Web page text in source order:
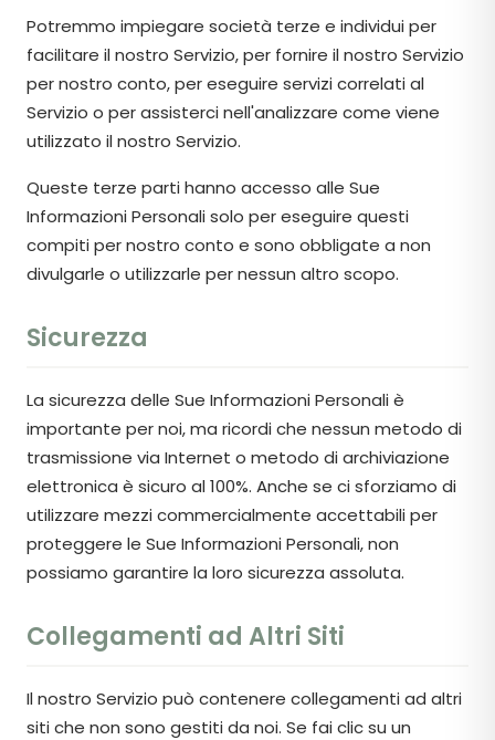
Potremmo impiegare società terze e individui per
facilitare il nostro Servizio, per fornire il nostro Servizio
per nostro conto, per eseguire servizi correlati al
Servizio o per assisterci nell'analizzare come viene
utilizzato il nostro Servizio.
Queste terze parti hanno accesso alle Sue
Informazioni Personali solo per eseguire questi
compiti per nostro conto e sono obbligate a non
divulgarle o utilizzarle per nessun altro scopo.
Sicurezza
La sicurezza delle Sue Informazioni Personali è
importante per noi, ma ricordi che nessun metodo di
trasmissione via Internet o metodo di archiviazione
elettronica è sicuro al 100%. Anche se ci sforziamo di
utilizzare mezzi commercialmente accettabili per
proteggere le Sue Informazioni Personali, non
possiamo garantire la loro sicurezza assoluta.
Collegamenti ad Altri Siti
Il nostro Servizio può contenere collegamenti ad altri
siti che non sono gestiti da noi. Se fai clic su un